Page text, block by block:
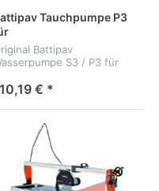
Tauchpumpe P3
Tischsäge
Battipav
S3 / P3 für
€ *